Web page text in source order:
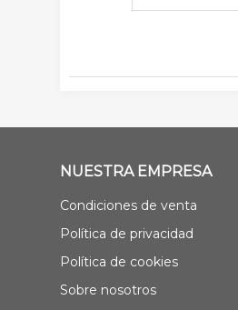
NUESTRA EMPRESA
Condiciones de venta
Política de privacidad
Política de cookies
Sobre nosotros